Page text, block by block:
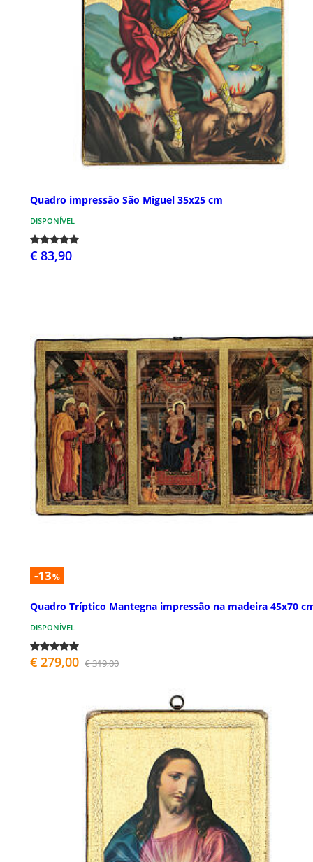
Quadro impressão São Miguel 35x25 cm
DISPONÍVEL
€ 83,90
-13%
Quadro Tríptico Mantegna impressão na madeira 45x70
DISPONÍVEL
€ 279,00 € 319,00